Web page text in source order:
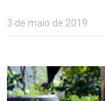
Entretenimento
3 de maio de 2019